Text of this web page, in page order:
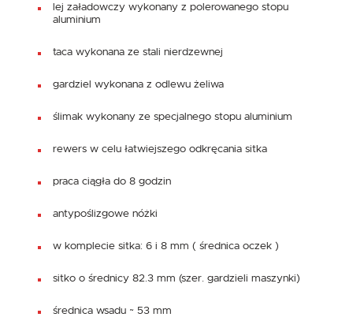
lej załadowczy wykonany z polerowanego stopu
aluminium
taca wykonana ze stali nierdzewnej
gardziel wykonana z odlewu żeliwa
ślimak wykonany ze specjalnego stopu aluminium
rewers w celu łatwiejszego odkręcania sitka
praca ciągła do 8 godzin
antypoślizgowe nóżki
w komplecie sitka: 6 i 8 mm ( średnica oczek )
sitko o średnicy 82.3 mm (szer. gardzieli maszynki)
średnica wsadu ~ 53 mm